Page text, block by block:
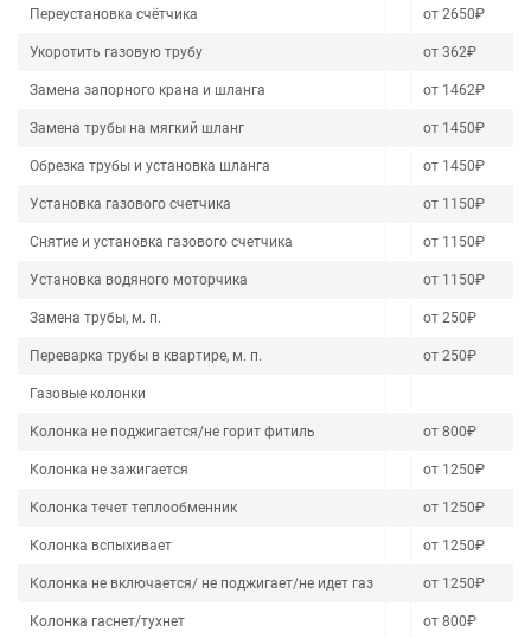
Переустановка счётчика от 2650₽
Укоротить газовую трубу от 362₽
Замена запорного крана и шланга от 1462₽
Замена трубы на мягкий шланг от 1450₽
Обрезка трубы и установка шланга от 1450₽
Установка газового счетчика от 1150₽
Снятие и установка газового счетчика от 1150₽
Установка водяного моторчика от 1150₽
Замена трубы, м. п. от 250₽
Переварка трубы в квартире, м. п. от 250₽
Газовые колонки
Колонка не поджигается/не горит фитиль от 800₽
Колонка не зажигается от 1250₽
Колонка течет теплообменник от 1250₽
Колонка вспыхивает от 1250₽
Колонка не включается/ не поджигает/не идет газ от 1250₽
Колонка гаснет/тухнет от 800₽